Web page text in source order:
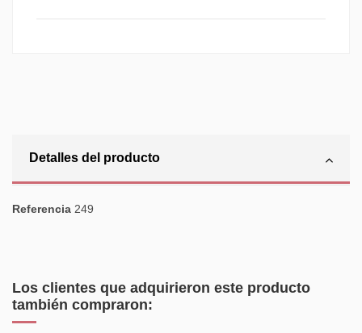
Detalles del producto
Referencia 249
Los clientes que adquirieron este producto
también compraron: